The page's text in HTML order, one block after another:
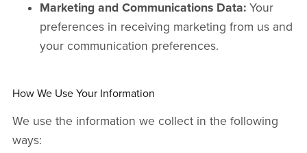
Marketing and Communications Data:Your
preferences in receiving marketing from us and
your communication preferences.
How We Use Your Information
We use the information we collect in the following
ways: